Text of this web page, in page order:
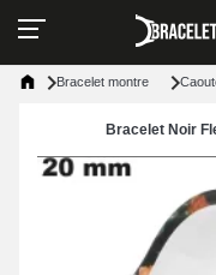
Bracelet montre
Bracelet Noir